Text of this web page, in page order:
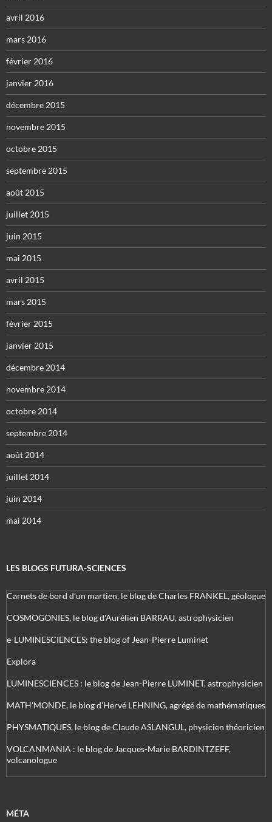
avril 2016
mars 2016
février 2016
janvier 2016
décembre 2015
novembre 2015
octobre 2015
septembre 2015
août 2015
juillet 2015
juin 2015
mai 2015
avril 2015
mars 2015
février 2015
janvier 2015
décembre 2014
novembre 2014
octobre 2014
septembre 2014
août 2014
juillet 2014
juin 2014
mai 2014
LES BLOGS FUTURA-SCIENCES
Carnets de bord d’un martien, le blog de Charles FRANKEL, géologue
COSMOGONIES, le blog d'Aurélien BARRAU, astrophysicien
e-LUMINESCIENCES: the blog of Jean-Pierre Luminet
Explora
LUMINESCIENCES : le blog de Jean-Pierre LUMINET, astrophysicien
MATH'MONDE, le blog d'Hervé LEHNING, agrégé de mathématiques
PHYSMATIQUES, le blog de Claude ASLANGUL, physicien théoricien
VOLCANMANIA : le blog de Jacques-Marie BARDINTZEFF,
volcanologue
MÉTA